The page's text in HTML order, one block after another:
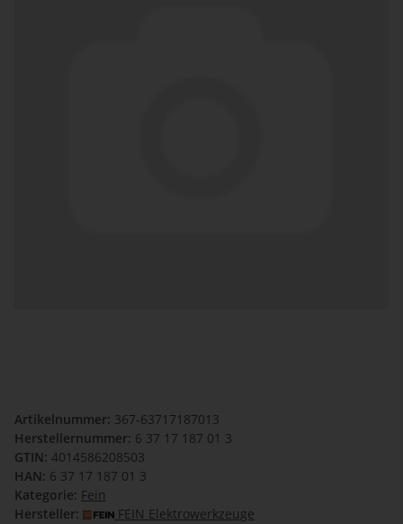
Artikelnummer: 367-63717187013
Herstellernummer: 6 37 17 187 01 3
GTIN: 4014586208503
HAN: 6 37 17 187 01 3
Kategorie: Fein
Hersteller:
FEIN Elektrowerkzeuge